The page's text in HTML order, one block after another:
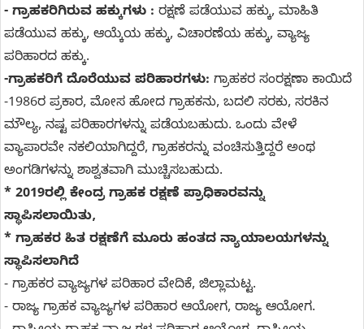
- ಗ್ರಾಹಕರಿಗಿರುವ ಹಕ್ಕುಗಳು : ರಕ್ಷಣೆ ಪಡೆಯುವ ಹಕ್ಕು, ಮಾಹಿತಿ
ಪಡೆಯುವ ಹಕ್ಕು, ಆಯ್ಕೆಯ ಹಕ್ಕು, ವಿಚಾರಣೆಯ ಹಕ್ಕು, ವ್ಯಾಜ್ಯ
ಪರಿಹಾರದ ಹಕ್ಕು.
-ಗ್ರಾಹಕರಿಗೆ ದೊರೆಯುವ ಪರಿಹಾರಗಳು: ಗ್ರಾಹಕರ ಸಂರಕ್ಷಣಾ ಕಾಯಿದೆ
-1986ರ ಪ್ರಕಾರ, ಮೋಸ ಹೋದ ಗ್ರಾಹಕನು, ಬದಲಿ ಸರಕು, ಸರಕಿನ
ಮೌಲ್ಯ, ನಷ್ಟ ಪರಿಹಾರಗಳನ್ನು ಪಡೆಯಬಹುದು. ಒಂದು ವೇಳೆ
ವ್ಯಾಪಾರವೇ ನಕಲಿಯಾಗಿದ್ದರೆ, ಗ್ರಾಹಕರನ್ನು ವಂಚಿಸುತ್ತಿದ್ದರೆ ಅಂಥ
ಅಂಗಡಿಗಳನ್ನು ಶಾಶ್ವತವಾಗಿ ಮುಚ್ಚಿಸಬಹುದು.
* 2019ರಲ್ಲಿ ಕೇಂದ್ರ ಗ್ರಾಹಕ ರಕ್ಷಣೆ ಪ್ರಾಧಿಕಾರವನ್ನು
ಸ್ಥಾಪಿಸಲಾಯಿತು,
* ಗ್ರಾಹಕರ ಹಿತ ರಕ್ಷಣೆಗೆ ಮೂರು ಹಂತದ ನ್ಯಾಯಾಲಯಗಳನ್ನು
ಸ್ಥಾಪಿಸಲಾಗಿದೆ
- ಗ್ರಾಹಕರ ವ್ಯಾಜ್ಯಗಳ ಪರಿಹಾರ ವೇದಿಕೆ, ಜಿಲ್ಲಾಮಟ್ಟ.
- ರಾಜ್ಯ ಗ್ರಾಹಕ ವ್ಯಾಜ್ಯಗಳ ಪರಿಹಾರ ಆಯೋಗ, ರಾಜ್ಯ ಆಯೋಗ.